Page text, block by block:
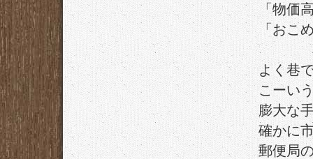
「物価
「おこ
よく巷
こーい
膨大な
確かに
郵便局